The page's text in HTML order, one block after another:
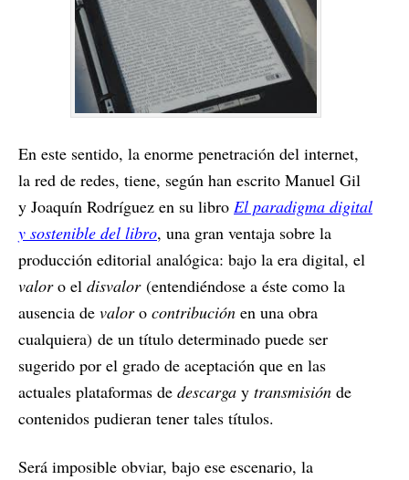
En este sentido, la enorme penetración del internet,
la red de redes, tiene, según han escrito Manuel Gil
y Joaquín Rodríguez en su libro El paradigma digital
y sostenible del libro, una gran ventaja sobre la
producción editorial analógica: bajo la era digital, el
valoro el disvalor(entendiéndose a éste como la
ausencia de valoro contribución en una obra
cualquiera) de un título determinado puede ser
sugerido por el grado de aceptación que en las
actuales plataformas de descarga y transmisión de
contenidos pudieran tener tales títulos.
Será imposible obviar, bajo ese escenario, la